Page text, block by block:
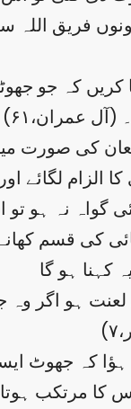
فریق اللہ
(آل عمران،۶۱)
کی صورت
کا الزام لگائے
گواہ نہ ہو تو
کی قسم
کہ جھوٹ
کا مرتکب